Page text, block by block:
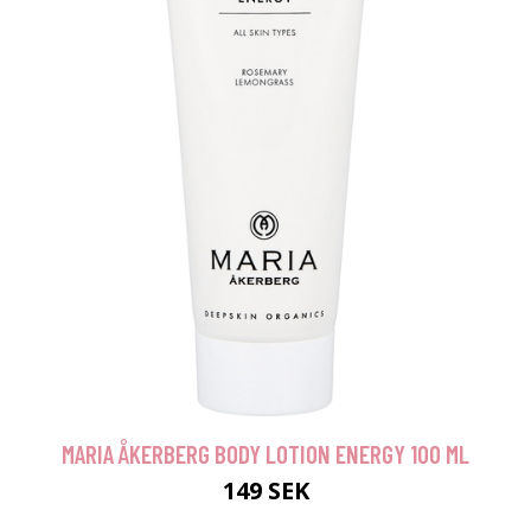
MARIA ÅKERBERG BODY LOTION ENERGY 100 ML
149 SEK